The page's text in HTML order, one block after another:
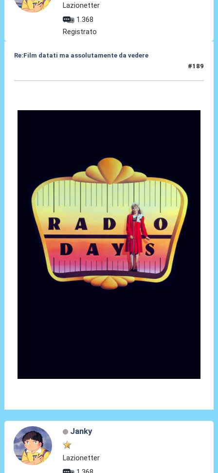
Lazionetter
1.368
Registrato
Re:Film datati ma assolutamente da vedere
#189
Janky
Lazionetter